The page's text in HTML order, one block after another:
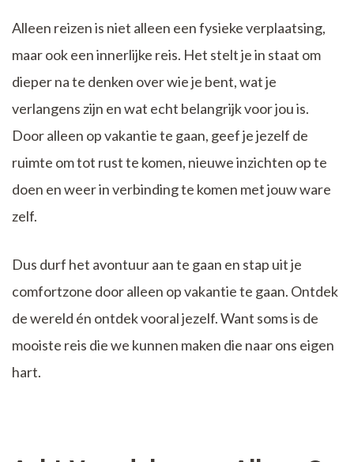
Alleen reizen is niet alleen een fysieke verplaatsing,
maar ook een innerlijke reis. Het stelt je in staat om
dieper na te denken over wie je bent, wat je
verlangens zijn en wat echt belangrijk voor jou is.
Door alleen op vakantie te gaan, geef je jezelf de
ruimte om tot rust te komen, nieuwe inzichten op te
doen en weer in verbinding te komen met jouw ware
zelf.
Dus durf het avontuur aan te gaan en stap uit je
comfortzone door alleen op vakantie te gaan. Ontdek
de wereld én ontdek vooral jezelf. Want soms is de
mooiste reis die we kunnen maken die naar ons eigen
hart.